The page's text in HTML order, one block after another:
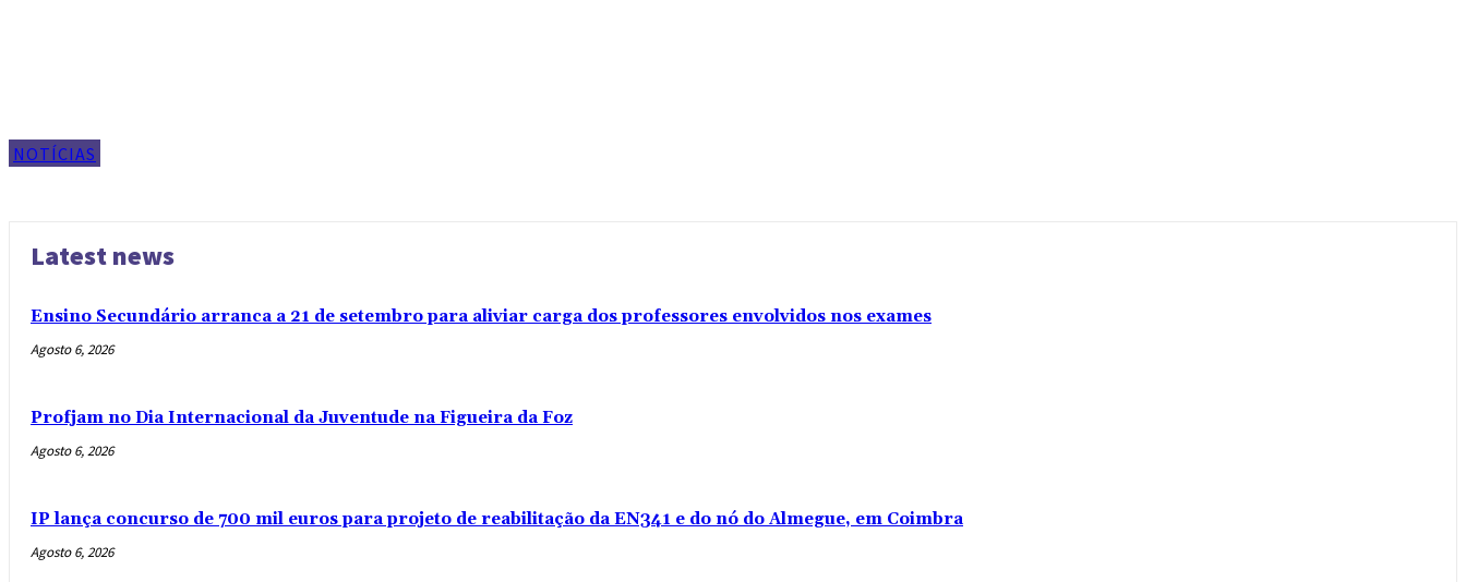
NOTÍCIAS
Latest news
Ensino Secundário arranca a 21 de setembro para aliviar carga dos professores envolvidos nos exames
Agosto 6, 2026
Profjam no Dia Internacional da Juventude na Figueira da Foz
Agosto 6, 2026
IP lança concurso de 700 mil euros para projeto de reabilitação da EN341 e do nó do Almegue, em Coimbra
Agosto 6, 2026